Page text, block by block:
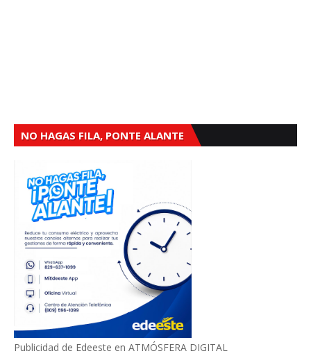
NO HAGAS FILA, PONTE ALANTE
Publicidad de Edeeste en ATMÓSFERA DIGITAL